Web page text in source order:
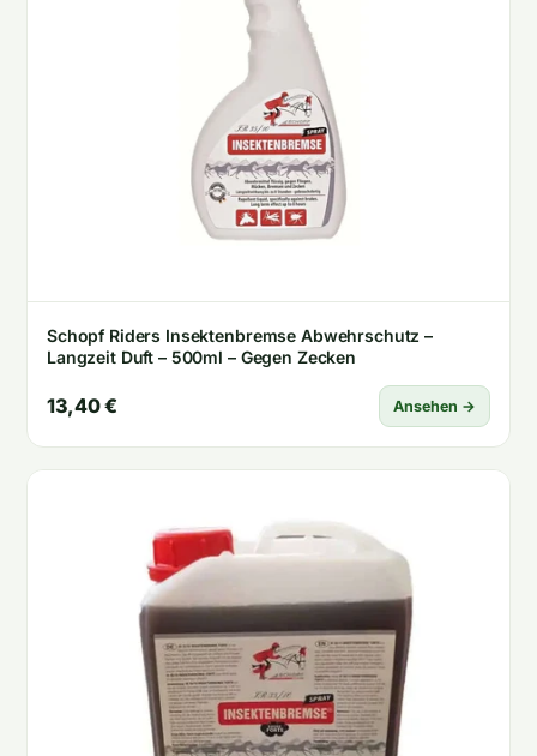
Schopf Riders Insektenbremse Abwehrschutz –
Langzeit Duft – 500ml – Gegen Zecken
13,40 € Ansehen →